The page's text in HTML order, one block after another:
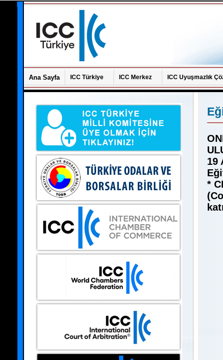
Ana Sayfa ICC Türkiye ICC Merkez ICC Uyuşmazlık
19
*